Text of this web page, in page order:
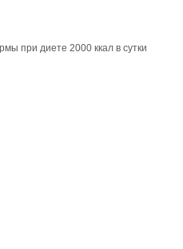
при диете 2000 ккал в сутки